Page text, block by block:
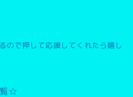
ので押して応援してくれたら嬉し
☆